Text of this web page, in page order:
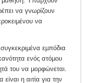
να γνωρίζουν
να
εµπόδια
ενός ατόµου
του να µορφώνεται.
η αιτία για την